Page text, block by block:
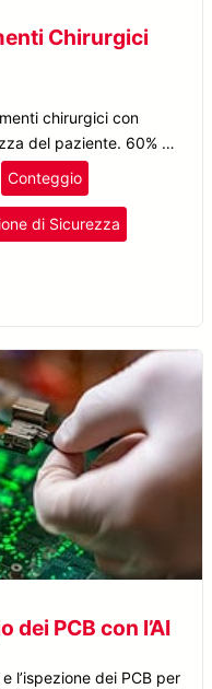
Chirurgici
chirurgici con
del paziente. 60% di
nell’identificazione.
Conteggio
di Sicurezza
dei PCB con l’AI
l’ispezione dei PCB per